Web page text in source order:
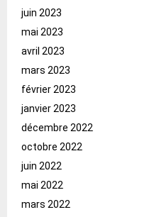
juin 2023
mai 2023
avril 2023
mars 2023
février 2023
janvier 2023
décembre 2022
octobre 2022
juin 2022
mai 2022
mars 2022